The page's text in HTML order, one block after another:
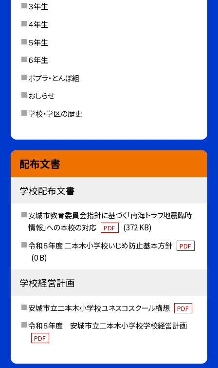
３年生
４年生
５年生
６年生
ポプラ・とんぼ組
おしらせ
学校・学区の歴史
配布文書
学校配布文書
安城市教育委員会指針に基づく「南海トラフ地震臨時
情報」への本校の対応
PDF
(372 KB)
令和８年度 二本木小学校いじめ防止基本方針
PDF
(0 B)
学校経営計画
安城市立二本木小学校ユネスコスクール構想 PDF
令和８年度 安城市立二本木小学校学校経営計画
PDF